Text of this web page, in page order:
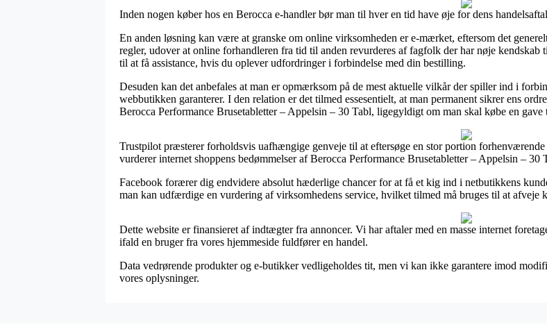
Inden nogen køber hos en Berocca e-handler bør man til hver en tid have øje for dens
En anden løsning kan være at granske om online virksomheden er e-mærket, eftersom det
regler, udover at online forhandleren fra tid til anden revurderes af fagfolk der har nøje kendskab
til at få assistance, hvis du oplever udfordringer i forbindelse med din bestilling.
Desuden kan det anbefales at man er opmærksom på de mest aktuelle vilkår der spiller ind i
webbutikken garanterer. I den relation er det tilmed essesentielt, at man permanent sikrer ens
Berocca Performance Brusetabletter – Appelsin – 30 Tabl, ligegyldigt om man skal købe en gave
Trustpilot præsterer forholdsvis uafhængige genveje til at eftersøge en stor portion
vurderer internet shoppens bedømmelser af Berocca Performance Brusetabletter – Appelsin – 30
Facebook forærer dig endvidere absolut hæderlige chancer for at få et kig ind i netbutikkens
man kan udfærdige en vurdering af virksomhedens service, hvilket tilmed må bruges til at afveje
Dette website er finansieret af indtægter fra annoncer. Vi har aftaler med en masse internet
ifald en bruger fra vores hjemmeside fuldfører en handel.
Data vedrørende produkter og e-butikker vedligeholdes tit, men vi kan ikke garantere imod
vores oplysninger.